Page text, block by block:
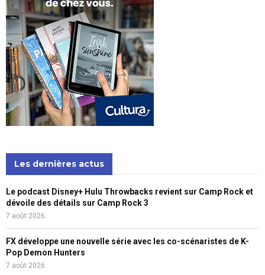
Les dernières actus
Le podcast Disney+ Hulu Throwbacks revient sur Camp Rock et
dévoile des détails sur Camp Rock 3
7 août 2026
FX développe une nouvelle série avec les co-scénaristes de K-
Pop Demon Hunters
7 août 2026